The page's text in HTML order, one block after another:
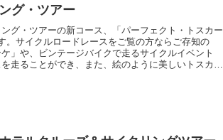
グ・ツアー
グ・ツアーの新コース、「パーフェクト・トスカー
。サイクルロードレースをご覧の方ならご存知の
ケ」や、ビンテージバイクで走るサイクルイベント
走ることができ、また、絵のように美しいトスカー